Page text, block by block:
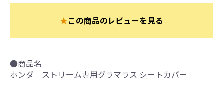
★この商品のレビューを見る
●商品名
ホンダ ストリーム専用グラマラス シートカバー